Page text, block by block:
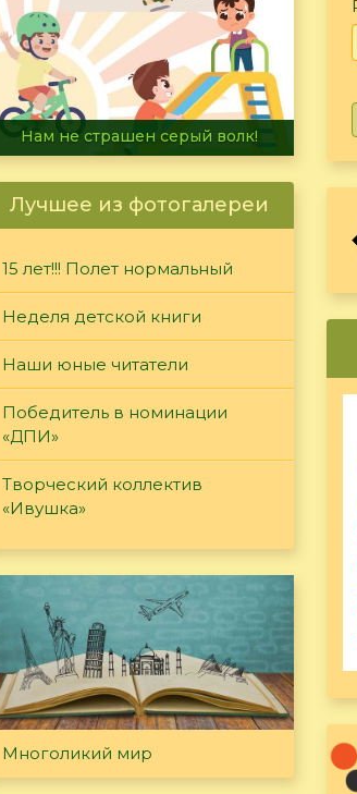
Желаем радостного лета!
Лучшее из фотогалереи
15 лет!!! Полет нормальный
Неделя детской книги
Наши юные читатели
Победитель в номинации
«ДПИ»
Творческий коллектив
«Ивушка»
Многоликий мир